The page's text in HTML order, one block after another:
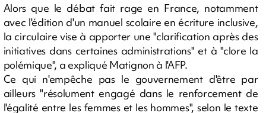
Alors que le débat fait rage en France, notamment
avec l'édition d'un manuel scolaire en écriture inclusive,
la circulaire vise à apporter une "clarification après des
initiatives dans certaines administrations" et à "clore la
polémique", a expliqué Matignon à l'AFP.
Ce qui n'empêche pas le gouvernement d'être par
ailleurs "résolument engagé dans le renforcement de
l'égalité entre les femmes et les hommes", selon le texte